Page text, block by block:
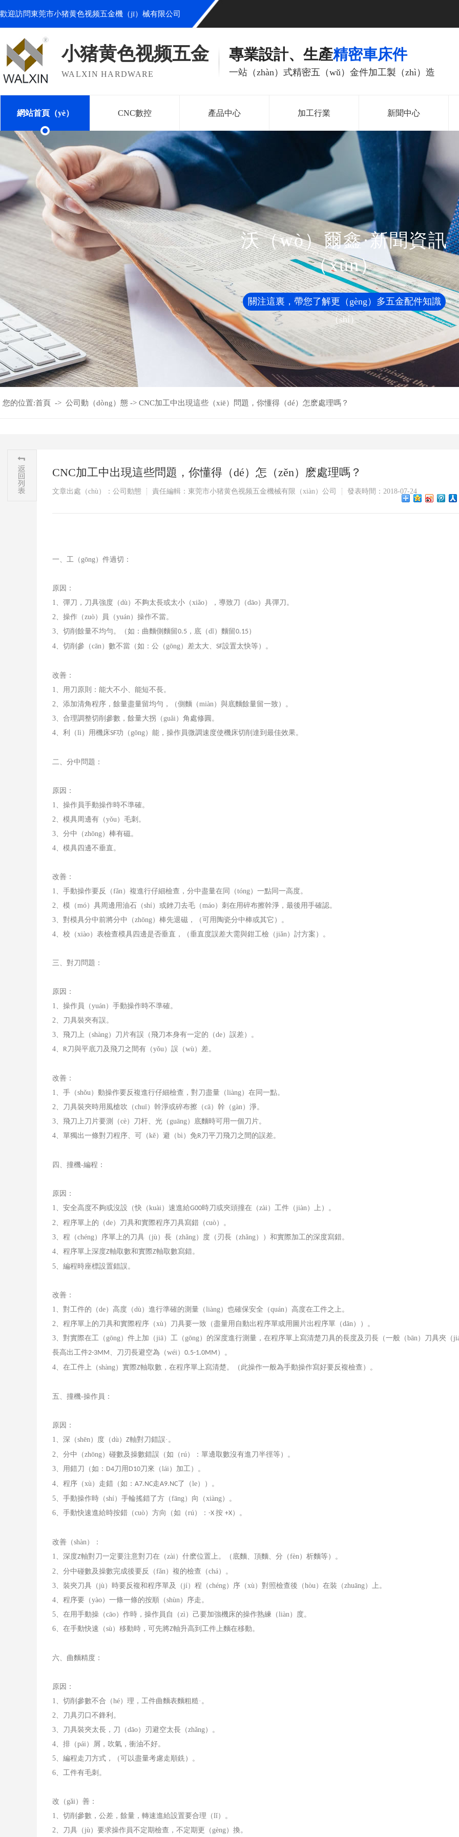
歡迎訪問東莞市小猪黄色视频五金機（jī）械有限公司
小猪黄色视频五金
WALXIN HARDWARE
專業設計、生產精密車床件
一站（zhàn）式精密五（wǔ）金件加工製（zhì）造
網站首頁（yè） CNC數控 產品中心 加工行業 新聞中心
沃（wò）爾鑫·新聞資訊
（xùn）
關注這裏，帶您了解更（gèng）多五金配件知識
（shí）
您的位置:首頁 -> 公司動（dòng）態 -> CNC加工中出現這些（xiē）問題，你懂得（dé）怎麽處理嗎？
CNC加工中出現這些問題，你懂得（dé）怎（zěn）麽處理嗎？
文章出處（chù）：公司動態 責任編輯：東莞市小猪黄色视频五金機械有限（xiàn）公司 發表時間：2018-07-24
一、工（gōng）件過切：
原因：
1 、彈刀，刀具強度（dù）不夠太長或太小（xiǎo），導致刀（dāo）具彈刀。
2、操作（zuò）員（yuán）操作不當。
3、切削餘量不均勻。（如：曲麵側麵留0.5 ，底（dǐ）麵留0.15）
4、切削參（cān）數不當（如：公（gōng）差太大、 SF設置太快等）。
改善：
1 、用刀原則：能大不小、能短不長。
2、添加清角程序，餘量盡量留均勻，（側麵（miàn）與底麵餘量留一致）。
3、合理調整切削參數，餘量大拐（guǎi）角處修圓。
4、利（lì）用機床SF功（gōng）能，操作員微調速度使機床切削達到最佳效果。
二、分中問題：
原因：
1 、操作員手動操作時不準確。
2、模具周邊有（yǒu）毛刺。
3、分中（zhōng）棒有磁。
4、模具四邊不垂直。
改善：
1 、手動操作要反（fǎn）複進行仔細檢查，分中盡量在同（tóng）一點同一高度。
2、模（mó）具周邊用油石（shí）或銼刀去毛（máo）刺在用碎布擦幹淨，最後用手確認。
3、對模具分中前將分中（zhōng）棒先退磁，（可用陶瓷分中棒或其它）。
4、校（xiào）表檢查模具四邊是否垂直，（垂直度誤差大需與鉗工檢（jiǎn）討方案）。
三、對刀問題：
原因：
1 、操作員（yuán）手動操作時不準確。
2、刀具裝夾有誤。
3、飛刀上（shàng）刀片有誤（飛刀本身有一定的（de）誤差）。
4、 R刀與平底刀及飛刀之間有（yǒu）誤（wù）差。
改善：
1 、手（shǒu）動操作要反複進行仔細檢查，對刀盡量（liàng）在同一點。
2、刀具裝夾時用風槍吹（chuī）幹淨或碎布擦（cā）幹（gàn）淨。
3、飛刀上刀片要測（cè）刀杆、光（guāng）底麵時可用一個刀片。
4、單獨出一條對刀程序、可（kě）避（bì）免R刀平刀飛刀之間的誤差。
四、撞機-編程：
原因：
1 、安全高度不夠或沒設（快（kuài）速進給G00時刀或夾頭撞在（zài）工件（jiàn）上）。
2、程序單上的（de）刀具和實際程序刀具寫錯（cuò）。
3、程（chéng）序單上的刀具（jù）長（zhǎng）度（刃長（zhǎng））和實際加工的深度寫錯。
4、程序單上深度Z軸取數和實際Z軸取數寫錯。
5、編程時座標設置錯誤。
改善：
1 、對工件的（de）高度（dù）進行準確的測量（liàng）也確保安全（quán）高度在工件之上。
2、程序單上的刀具和實際程序（xù）刀具要一致（盡量用自動出程序單或用圖片出程序單（dān））。
3、對實際在工（gōng）件上加（jiā）工（gōng）的深度進行測量，在程序單上寫清楚刀具的長度及刃長（一般（bān）刀具夾（
長高出工件2-3MM 、刀刃長避空為（wéi） 0.5-1.0MM ）。
4、在工件上（shàng）實際Z軸取數，在程序單上寫清楚。（此操作一般為手動操作寫好要反複檢查）。
五、撞機-操作員：
原因：
1 、深（shēn）度（dù） Z軸對刀錯誤·。
2、分中（zhōng）碰數及操數錯誤（如（rú）：單邊取數沒有進刀半徑等）。
3、用錯刀（如： D4刀用 D10刀來（lái）加工）。
4、程序（xù）走錯（如： A7.NC走A9.NC了（le））。
5、手動操作時（shí）手輪搖錯了方（fāng）向（xiàng）。
6、手動快速進給時按錯（cuò）方向（如（rú）： -X 按 +X）。
改善（shàn）：
1 、深度Z軸對刀一定要注意對刀在（zài）什麽位置上。（底麵、頂麵、分（fèn）析麵等）。
2、分中碰數及操數完成後要反（fǎn）複的檢查（chá）。
3、裝夾刀具（jù）時要反複和程序單及（jí）程（chéng）序（xù）對照檢查後（hòu）在裝（zhuāng）上。
4、程序要（yào）一條一條的按順（shùn）序走。
5、在用手動操（cāo）作時，操作員自（zì）己要加強機床的操作熟練（liàn）度。
6、在手動快速（sù）移動時，可先將Z軸升高到工件上麵在移動。
六、曲麵精度：
原因：
1 、切削參數不合（hé）理，工件曲麵表麵粗糙·。
2、刀具刃口不鋒利。
3、刀具裝夾太長，刀（dāo）刃避空太長（zhǎng）。
4、排（pái）屑，吹氣，衝油不好。
5、編程走刀方式，（可以盡量考慮走順銑）。
6、工件有毛刺。
改（gǎi）善：
1 、切削參數，公差，餘量，轉速進給設置要合理（lǐ）。
2、刀具（jù）要求操作員不定期檢查，不定期更（gèng）換。